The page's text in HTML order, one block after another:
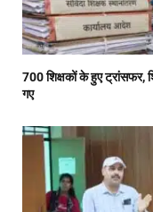
700 शिक्षकों के हुए ट्रांसफर,
गए